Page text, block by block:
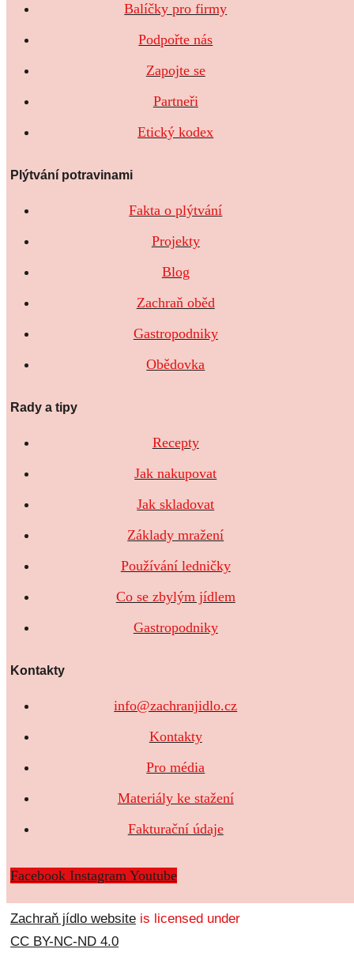
Balíčky pro firmy
Podpořte nás
Zapojte se
Partneři
Etický kodex
Plýtvání potravinami
Fakta o plýtvání
Projekty
Blog
Zachraň oběd
Gastropodniky
Obědovka
Rady a tipy
Recepty
Jak nakupovat
Jak skladovat
Základy mražení
Používání ledničky
Co se zbylým jídlem
Gastropodniky
Kontakty
info@zachranjidlo.cz
Kontakty
Pro média
Materiály ke stažení
Fakturační údaje
Facebook Instagram Youtube
Zachraň jídlo website is licensed under
CC BY-NC-ND 4.0